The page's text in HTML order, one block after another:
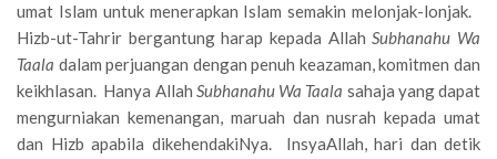
umat Islam untuk menerapkan Islam semakin melonjak-lonjak.
Hizb-ut-Tahrir bergantung harap kepada AllahSubhanahu Wa
Taala dalam perjuangan dengan penuh keazaman, komitmen dan
keikhlasan. Hanya Allah Subhanahu Wa Taala sahaja yang dapat
mengurniakan kemenangan, maruah dan nusrah kepada umat
dan Hizb apabila dikehendakiNya. InsyaAllah, hari dan detik